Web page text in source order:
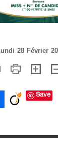
28 Février
Save